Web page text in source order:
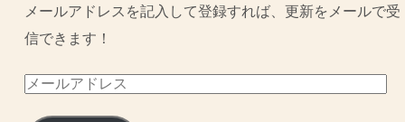
メールアドレスを記入して登録すれば、更新をメールで受
信できます！
メ